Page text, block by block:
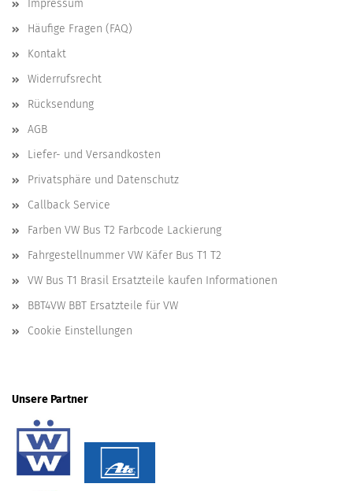
Impressum
Häufige Fragen (FAQ)
Kontakt
Widerrufsrecht
Rücksendung
AGB
Liefer- und Versandkosten
Privatsphäre und Datenschutz
Callback Service
Farben VW Bus T2 Farbcode Lackierung
Fahrgestellnummer VW Käfer Bus T1 T2
VW Bus T1 Brasil Ersatzteile kaufen Informationen
BBT4VW BBT Ersatzteile für VW
Cookie Einstellungen
Unsere Partner